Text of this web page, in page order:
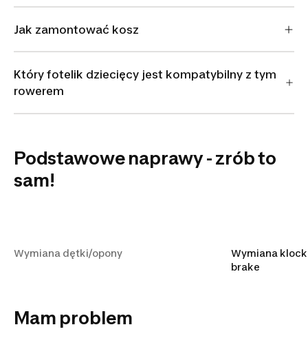
Jak zamontować kosz
Który fotelik dziecięcy jest kompatybilny z tym
rowerem
Podstawowe naprawy - zrób to
sam!
Wymiana dętki/opony
Wymiana
brake
Mam problem